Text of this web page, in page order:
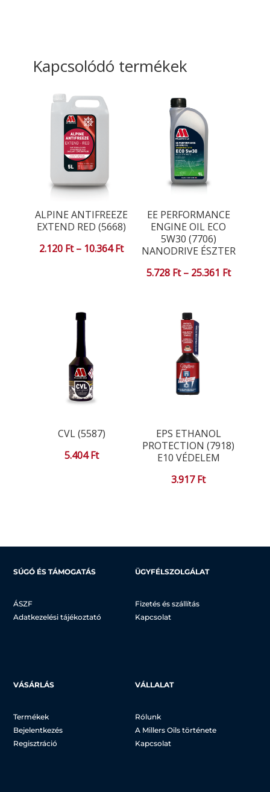
Kapcsolódó termékek
ALPINE ANTIFREEZE
EXTEND RED (5668)
2.120 Ft – 10.364FtÁrtartomány:
2.120 Ft
EE PERFORMANCE
ENGINE OIL ECO
5W30 (7706)
NANODRIVE ÉSZTER
5.728 Ft – 25.361 Ft
CVL (5587)
5.404Ft
EPS ETHANOL
PROTECTION (7918)
E10 VÉDELEM
3.917Ft
SÚGÓ ÉS TÁMOGATÁS
ÁSZF
Adatkezelési tájékoztató
ÜGYFÉLSZOLGÁLAT
Fizetés és szállítás
Kapcsolat
VÁSÁRLÁS
Termékek
Bejelentkezés
Regisztráció
VÁLLALAT
Rólunk
A Millers Oils története
Kapcsolat